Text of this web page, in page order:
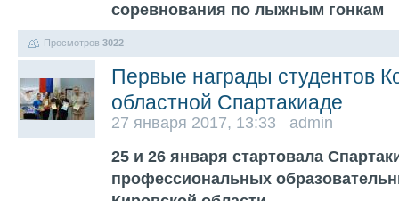
соревнования по лыжным гонкам
Просмотров 3022
Первые награды студентов
областной Спартакиаде
27 января 2017, 13:33 admin
25 и 26 января стартовала
профессиональных